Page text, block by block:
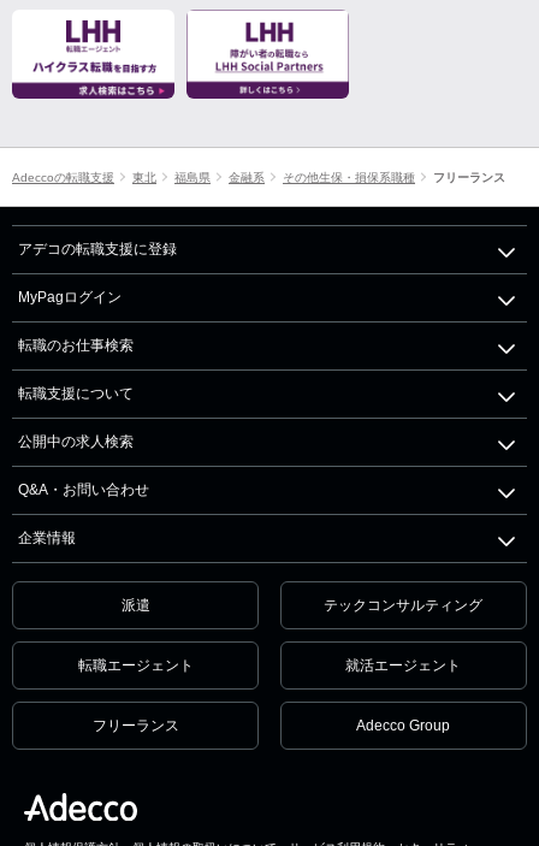
Adeccoの転職支援 東北 福島県 金融系 その他生保・損保系職種 フリーランス
アデコの転職支援に登録
MyPagログイン
転職のお仕事検索
転職支援について
公開中の求人検索
Q&A・お問い合わせ
企業情報
派遣 テックコンサルティング
転職エージェント 就活エージェント
フリーランス Adecco Group